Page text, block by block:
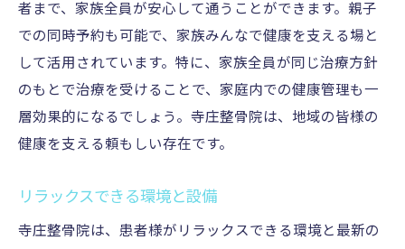
者まで、家族全員が安心して通うことができます。親子
での同時予約も可能で、家族みんなで健康を支える場と
して活用されています。特に、家族全員が同じ治療方針
のもとで治療を受けることで、家庭内での健康管理も一
層効果的になるでしょう。寺庄整骨院は、地域の皆様の
健康を支える頼もしい存在です。
リラックスできる環境と設備
寺庄整骨院は、患者様がリラックスできる環境と最新の